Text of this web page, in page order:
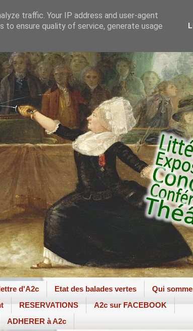
d'A2c Etat des balades vertes
Qui
RESERVATIONS
A2c sur FACEBOOK
ADHERER à A2c
traffic. Your IP address and user-agent
to ensure quality of service, generate usage